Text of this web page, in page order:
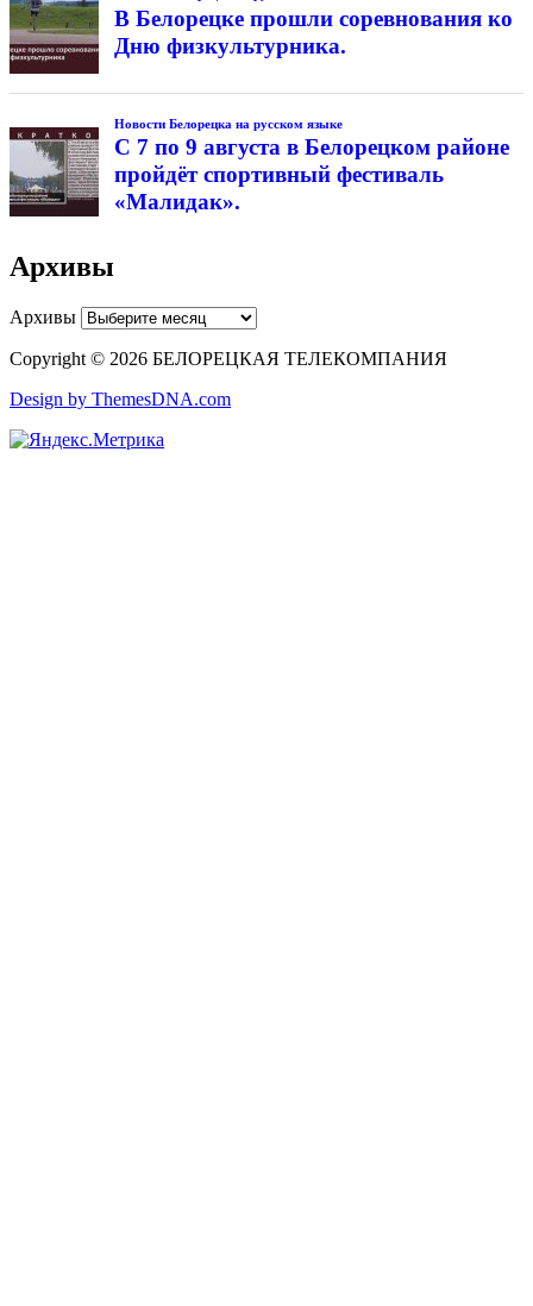
В Белорецке прошли соревнования ко
Дню физкультурника.
Новости Белорецка на русском языке
С 7 по 9 августа в Белорецком районе
пройдёт спортивный фестиваль
«Малидак».
Архивы
Архивы
Copyright © 2026 БЕЛОРЕЦКАЯ ТЕЛЕКОМПАНИЯ
Design by ThemesDNA.com